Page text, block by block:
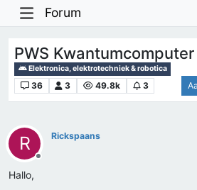
Forum
PWS Kwantumcomputer
Elektronica, elektrotechniek & robotica
36 3 49.8k 3
R
Offline
Rickspaans
Hallo,